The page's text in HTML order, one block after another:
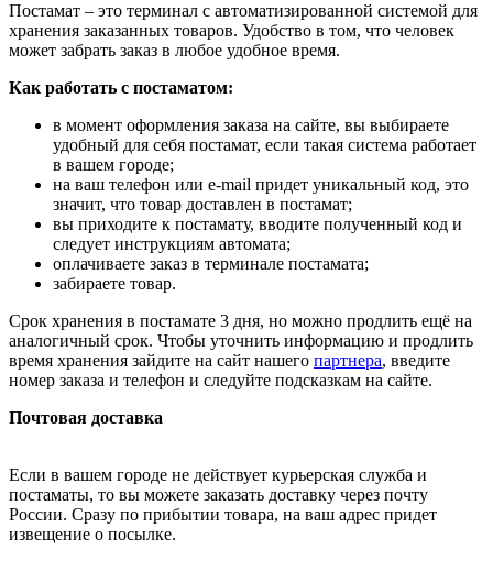
Постамат – это терминал с автоматизированной системой для
хранения заказанных товаров. Удобство в том, что человек
может забрать заказ в любое удобное время.
Как работать с постаматом:
в момент оформления заказа на сайте, вы выбираете
удобный для себя постамат, если такая система работает
в вашем городе;
на ваш телефон или e-mail придет уникальный код, это
значит, что товар доставлен в постамат;
вы приходите к постамату, вводите полученный код и
следует инструкциям автомата;
оплачиваете заказ в терминале постамата;
забираете товар.
Срок хранения в постамате 3 дня, но можно продлить ещё на
аналогичный срок. Чтобы уточнить информацию и продлить
время хранения зайдите на сайт нашего партнера, введите
номер заказа и телефон и следуйте подсказкам на сайте.
Почтовая доставка
Если в вашем городе не действует курьерская служба и
постаматы, то вы можете заказать доставку через почту
России. Сразу по прибытии товара, на ваш адрес придет
извещение о посылке.